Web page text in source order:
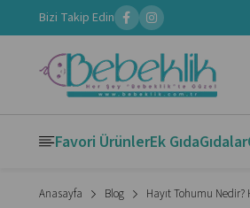
Bizi Takip Edin
Favori ÜrünlerEk GıdaGıdalar
Anasayfa Blog Hayıt Tohumu Nedir?